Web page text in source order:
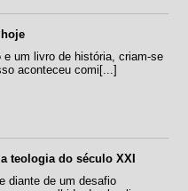
um livro de história, criam-se
aconteceu comi[...]
teologia do século XXI
diante de um desafio